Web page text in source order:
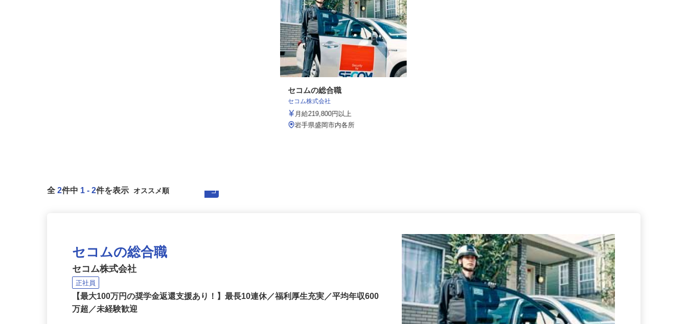
セコムの総合職
セコム株式会社
月給219,800円以上
セコムの総合職
セコム株式会社
正社員
【最大100万円の奨学金返還支援あり！】最長10連休／福利厚生充実／平均年収600